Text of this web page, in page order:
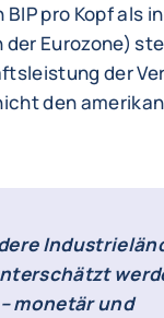
pro Kopf als
der Eurozone)
der
den
monetär und